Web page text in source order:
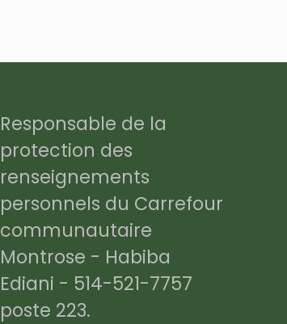
Responsable de la
protection des
renseignements
personnels du Carrefour
communautaire
Montrose - Habiba
Ediani - 514-521-7757
poste 223.